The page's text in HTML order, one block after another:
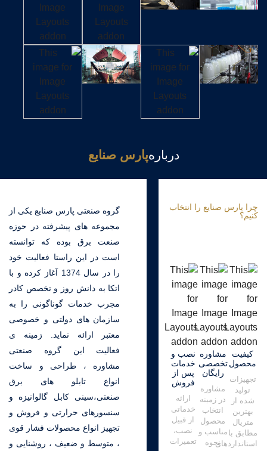
دربارهپارس صنایع
چرا پارس صنایع را انتخاب
کنیم؟
کیفیت
محصول
تجهیزات
تولید
شده از
بهترین
متریال
مطابق با
استانداردهای
مشاوره
تخصصی
رایگان
مشاوره
در زمینه
انتخاب
محصول
مناسب و
نحوه
نصب و
خدمات
پس از
فروش
ارائه
خدماتی
از قبیل
نصب،
تعمیرات
گروه صنعتی پارس صنایع یکی از
مجموعه های پیشرفته در حوزه
صنعت برق بوده که توانسته
است در این راستا فعالیت خود
را در سال 1374 آغاز کرده و با
اتکا به دانش روز و تخصص کادر
مجرب خدمات گوناگونی را به
سازمان های دولتی و خصوصی
معتبر ارائه نماید. زمینه ی
فعالیت این گروه صنعتی
مشاوره ، طراحی و ساخت
انواع تابلو های برق
صنعتی،سینی کابل گالوانیزه و
سنسورهای حرارتی و فروش و
تجهیز انواع محصولات فشار قوی
، متوسط و ضعیف ، روشنایی و